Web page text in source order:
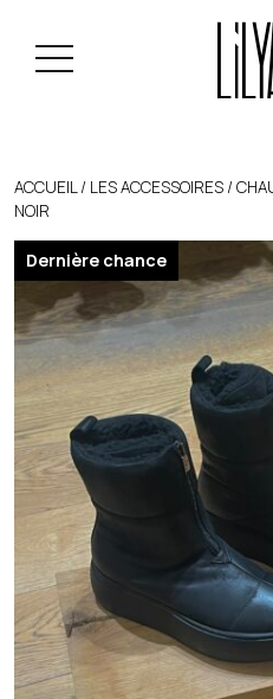
ACCUEIL / LES ACCESSOIRES /
NOIR
Dernière chance